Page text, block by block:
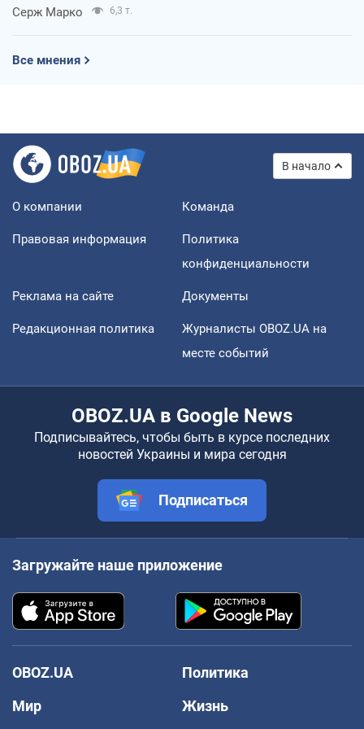
Серж Марко 6,3 т.
Все мнения
В начало
О компании Команда
Правовая информация
Политика
конфиденциальности
Реклама на сайте Документы
Редакционная политика
Журналисты OBOZ.UA на
месте событий
OBOZ.UA в Google News
Подписывайтесь, чтобы быть в курсе последних
новостей Украины и мира сегодня
Подписаться
Загружайте наше приложение
OBOZ.UA
Политика
Мир
Жизнь